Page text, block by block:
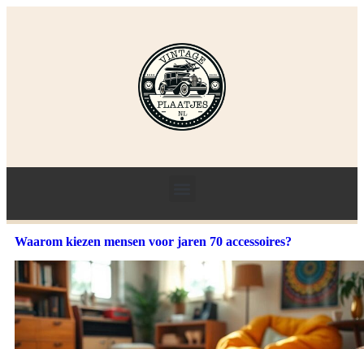
Waarom kiezen mensen voor jaren 70 accessoires?